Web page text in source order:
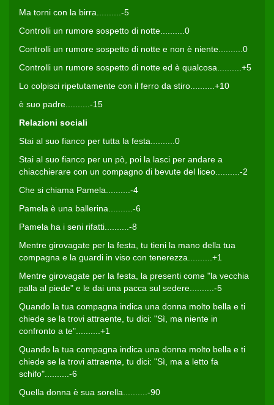
Ma torni con la birra..........-5
Controlli un rumore sospetto di notte..........0
Controlli un rumore sospetto di notte e non è niente..........0
Controlli un rumore sospetto di notte ed è qualcosa..........+5
Lo colpisci ripetutamente con il ferro da stiro..........+10
è suo padre..........-15
Relazioni sociali
Stai al suo fianco per tutta la festa..........0
Stai al suo fianco per un pò, poi la lasci per andare a
chiacchierare con un compagno di bevute del liceo..........-2
Che si chiama Pamela..........-4
Pamela è una ballerina..........-6
Pamela ha i seni rifatti..........-8
Mentre girovagate per la festa, tu tieni la mano della tua
compagna e la guardi in viso con tenerezza..........+1
Mentre girovagate per la festa, la presenti come "la vecchia
palla al piede" e le dai una pacca sul sedere..........-5
Quando la tua compagna indica una donna molto bella e ti
chiede se la trovi attraente, tu dici: "Sì, ma niente in
confronto a te"..........+1
Quando la tua compagna indica una donna molto bella e ti
chiede se la trovi attraente, tu dici: "Sì, ma a letto fa
schifo"..........-6
Quella donna è sua sorella..........-90